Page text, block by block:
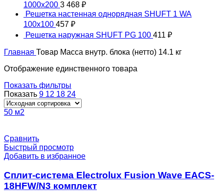
1000x200 3 468 ₽
Решетка настенная однорядная SHUFT 1 WA
100x100 457 ₽
Решетка наружная SHUFT PG 100 411 ₽
Главная Товар Масса внутр. блока (нетто) 14.1 кг
Отображение единственного товара
Показать фильтры
Показать 9 12 18 24
50 м2
Сравнить
Быстрый просмотр
Добавить в избранное
Сплит-система Electrolux Fusion Wave EACS-
18HFW/N3 комплект